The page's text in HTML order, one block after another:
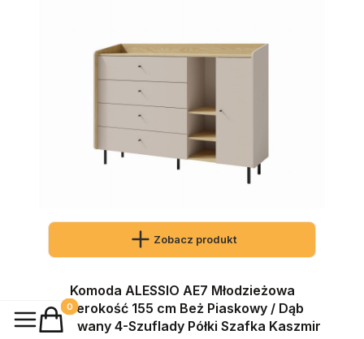
Zobacz produkt
Komoda ALESSIO AE7 Młodzieżowa
Szerokość 155 cm Beż Piaskowy / Dąb
Olejowany 4-Szuflady Półki Szafka Kaszmir
Produkty w koszyku: 0. Zobacz szczegóły